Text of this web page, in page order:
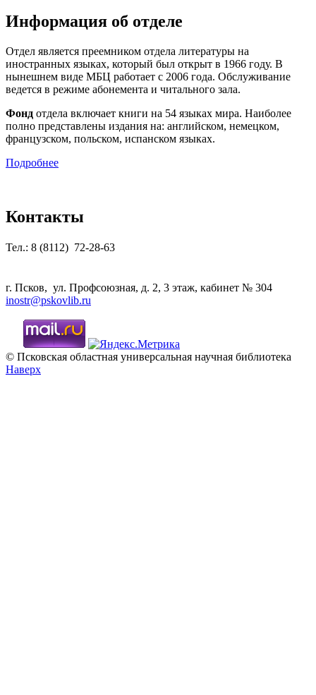
Информация об отделе
Отдел является преемником отдела литературы на
иностранных языках, который был открыт в 1966 году. В
нынешнем виде МБЦ работает с 2006 года. Обслуживание
ведется в режиме абонемента и читального зала.
Фонд отдела включает книги на 54 языках мира. Наиболее
полно представлены издания на: английском, немецком,
французском, польском, испанском языках.
Подробнее
Контакты
Тел.: 8 (8112) 72-28-63
г. Псков, ул. Профсоюзная, д. 2, 3 этаж, кабинет № 304
inostr@pskovlib.ru
© Псковская областная универсальная научная библиотека
Наверх